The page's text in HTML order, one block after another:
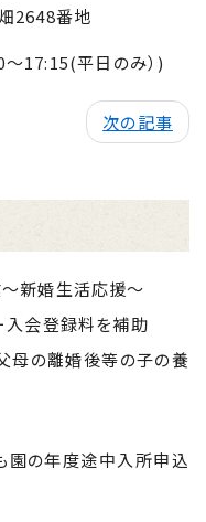
2648番地
～17:15(平日のみ）)
次の記事
新婚生活応援～
入会登録料を補助
母の離婚後等の子の養
の年度途中入所申込